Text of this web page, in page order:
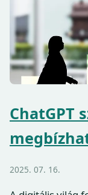
ChatGPT
2025. 07. 16.